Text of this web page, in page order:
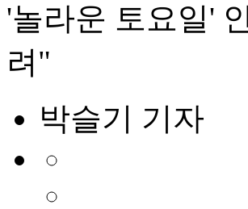
'놀라운 토요일'
려"
박슬기 기자